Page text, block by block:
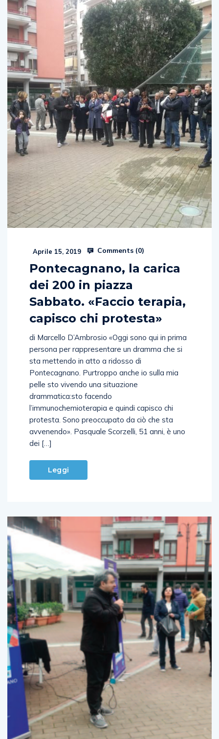
Aprile 15, 2019 Comments (0)
Pontecagnano, la carica
dei 200 in piazza
Sabbato. «Faccio terapia,
capisco chi protesta»
di Marcello D’Ambrosio «Oggi sono qui in prima
persona per rappresentare un dramma che si
sta mettendo in atto a ridosso di
Pontecagnano. Purtroppo anche io sulla mia
pelle sto vivendo una situazione
drammatica:sto facendo
l’immunochemioterapia e quindi capisco chi
protesta. Sono preoccupato da ciò che sta
avvenendo». Pasquale Scorzelli, 51 anni, è uno
dei […]
Leggi